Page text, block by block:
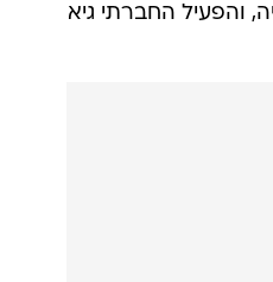
והפעיל החברתי גיא